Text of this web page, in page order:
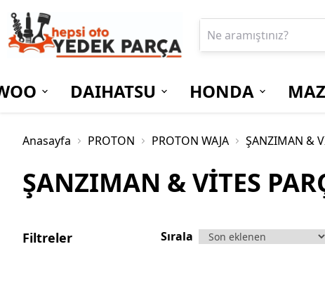
DAIHATSU HONDA
Anasayfa PROTON PROTON WAJA ŞANZIMAN &
ŞANZIMAN & VİTES
Filtreler Sırala